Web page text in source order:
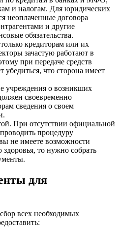
и налогам. Для юридических
неоплаченные договора
и другие
обязательства.
кредиторам или их
зачастую работают в
при передаче средств
убедиться, что сторона имеет
учреждения о возникших
своевременно
сведения о своем
При отсутствии официальной
процедуру
не имеете возможности
здоровья, то нужно собрать
для
всех необходимых